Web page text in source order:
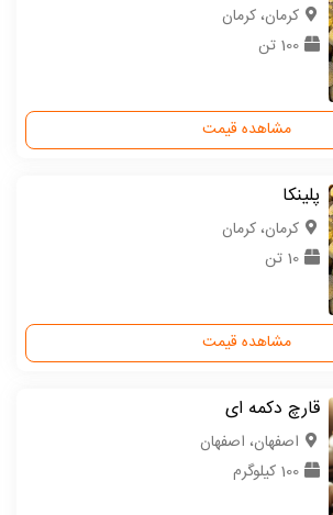
كرمان، کرمان
100 تن
مشاهده قیمت
پلینکا
كرمان، کرمان
10 تن
مشاهده قیمت
قارچ دکمه ای
اصفهان، اصفهان
100 کیلوگرم